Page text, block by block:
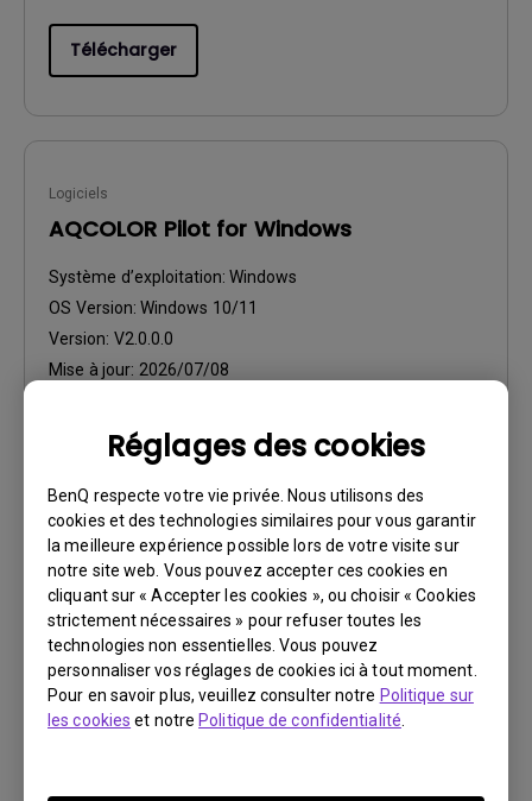
Réglages des cookies
BenQ respecte votre vie privée. Nous utilisons des
cookies et des technologies similaires pour vous garantir
la meilleure expérience possible lors de votre visite sur
notre site web. Vous pouvez accepter ces cookies en
cliquant sur « Accepter les cookies », ou choisir « Cookies
strictement nécessaires » pour refuser toutes les
technologies non essentielles. Vous pouvez
personnaliser vos réglages de cookies ici à tout moment.
Pour en savoir plus, veuillez consulter notre Politique sur
les cookies et notrePolitique de confidentialité
Télécharger
Logiciels
AQCOLOR Pilot for Windows
Système d’exploitation: Windows
OS Version: Windows 10/11
Version: V2.0.0.0
Mise à jour: 2026/07/08
Télécharger
Logiciels
Palette Master Ultimate for SW240
Système d’exploitation:Mac
OS Version:MacOS 12 or later